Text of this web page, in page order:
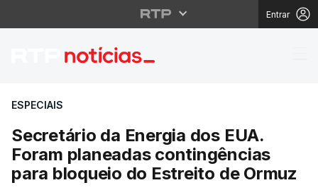
Entrar
Secretário da Energia
ESPECIAIS
Secretário da Energia dos EUA.
Foram planeadas contingências
para bloqueio do Estreito de Ormuz